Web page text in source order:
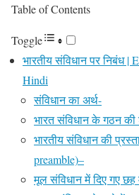
Table of Contents
Toggle
भारतीय संविधान पर निबंध
Hindi
संविधान का अर्थ-
भारत संविधान के गठन
भारतीय संविधान की
preamble)–
मूल संविधान में दिए गए